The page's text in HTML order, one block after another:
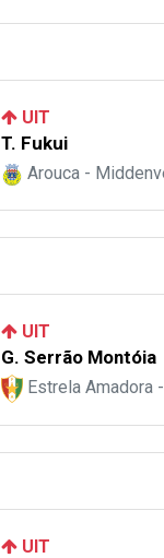
UIT
T. Fukui
Arouca -
UIT
G. Serrão Montóia
Estrela Amadora
UIT